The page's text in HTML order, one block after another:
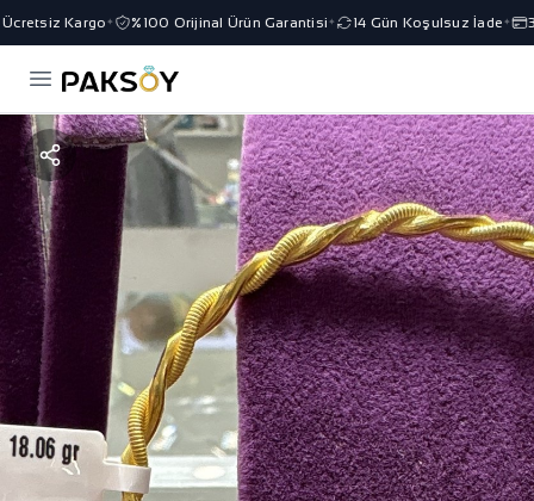
Kargo✦ %100 Orijinal Ürün Garantisi✦ 14 Gün Koşulsuz İade✦ 3